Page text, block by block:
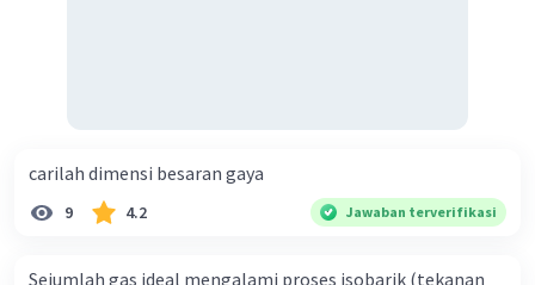
carilah dimensi besaran gaya
9 4.2 Jawaban terverifikasi
Sejumlah gas ideal mengalami proses isobarik (tekanan